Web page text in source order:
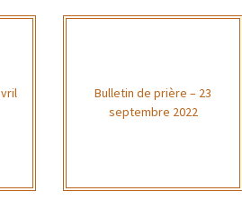
Bulletin de prière – 23
septembre 2022